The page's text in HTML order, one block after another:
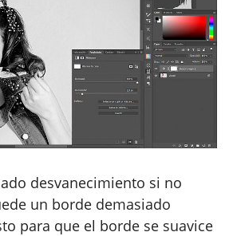
desvanecimiento si no
un borde demasiado
para que el borde se suavice